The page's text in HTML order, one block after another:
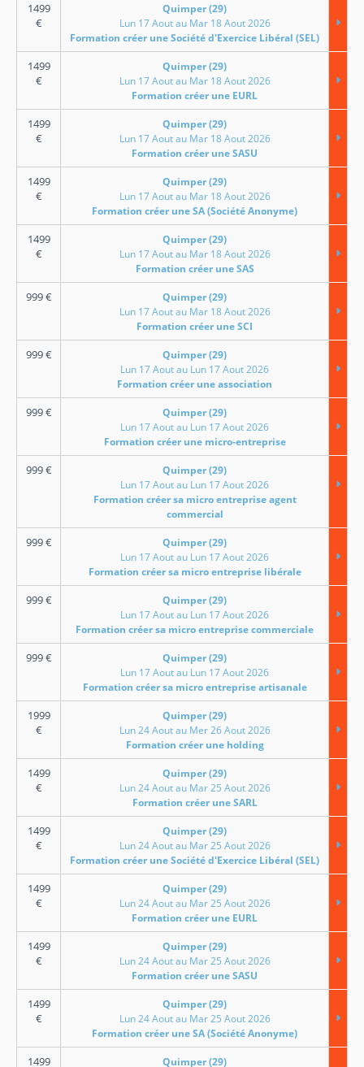
1499
€
Quimper (29)
Lun 17 Aout au Mar 18 Aout 2026
Formation créer une Société d'Exercice Libéral (SEL)
1499
€
Quimper (29)
Lun 17 Aout au Mar 18 Aout 2026
Formation créer une EURL
1499
€
Quimper (29)
Lun 17 Aout au Mar 18 Aout 2026
Formation créer une SASU
1499
€
Quimper (29)
Lun 17 Aout au Mar 18 Aout 2026
Formation créer une SA (Société Anonyme)
1499
€
Quimper (29)
Lun 17 Aout au Mar 18 Aout 2026
Formation créer une SAS
999€
Quimper (29)
Lun 17 Aout au Mar 18 Aout 2026
Formation créer une SCI
999€
Quimper (29)
Lun 17 Aout au Lun 17 Aout 2026
Formation créer une association
999€
Quimper (29)
Lun 17 Aout au Lun 17 Aout 2026
Formation créer une micro-entreprise
999€
Quimper (29)
Lun 17 Aout au Lun 17 Aout 2026
Formation créer sa micro entreprise agent
commercial
999€
Quimper (29)
Lun 17 Aout au Lun 17 Aout 2026
Formation créer sa micro entreprise libérale
999€
Quimper (29)
Lun 17 Aout au Lun 17 Aout 2026
Formation créer sa micro entreprise commerciale
999€
Quimper (29)
Lun 17 Aout au Lun 17 Aout 2026
Formation créer sa micro entreprise artisanale
1999
€
Quimper (29)
Lun 24 Aout au Mer 26 Aout 2026
Formation créer une holding
1499
€
Quimper (29)
Lun 24 Aout au Mar 25 Aout 2026
Formation créer une SARL
1499
€
Quimper (29)
Lun 24 Aout au Mar 25 Aout 2026
Formation créer une Société d'Exercice Libéral (SEL)
1499
€
Quimper (29)
Lun 24 Aout au Mar 25 Aout 2026
Formation créer une EURL
1499
€
Quimper (29)
Lun 24 Aout au Mar 25 Aout 2026
Formation créer une SASU
1499
€
Quimper (29)
Lun 24 Aout au Mar 25 Aout 2026
Formation créer une SA (Société Anonyme)
1499 Quimper (29)